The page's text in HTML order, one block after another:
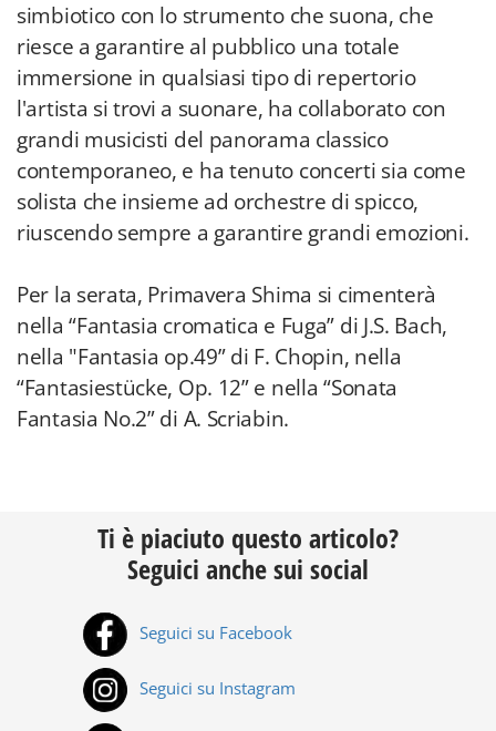
simbiotico con lo strumento che suona, che
riesce a garantire al pubblico una totale
immersione in qualsiasi tipo di repertorio
l'artista si trovi a suonare, ha collaborato con
grandi musicisti del panorama classico
contemporaneo, e ha tenuto concerti sia come
solista che insieme ad orchestre di spicco,
riuscendo sempre a garantire grandi emozioni.
Per la serata, Primavera Shima si cimenterà
nella “Fantasia cromatica e Fuga” di J.S. Bach,
nella "Fantasia op.49” di F. Chopin, nella
“Fantasiestücke, Op. 12” e nella “Sonata
Fantasia No.2” di A. Scriabin.
Ti è piaciuto questo articolo?
Seguici anche sui social
Seguici su Facebook
Seguici su Instagram